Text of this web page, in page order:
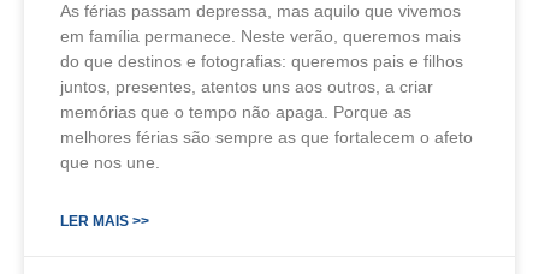
As férias passam depressa, mas aquilo que vivemos
em família permanece. Neste verão, queremos mais
do que destinos e fotografias: queremos pais e filhos
juntos, presentes, atentos uns aos outros, a criar
memórias que o tempo não apaga. Porque as
melhores férias são sempre as que fortalecem o afeto
que nos une.
LER MAIS >>